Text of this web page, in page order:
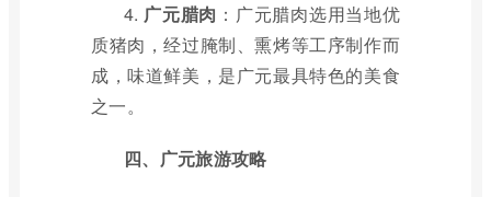
4. 广元腊肉 ：广元腊肉选用当地优
质猪肉，经过腌制、熏烤等工序制作而
成，味道鲜美，是广元最具特色的美食
之一。
四、广元旅游攻略